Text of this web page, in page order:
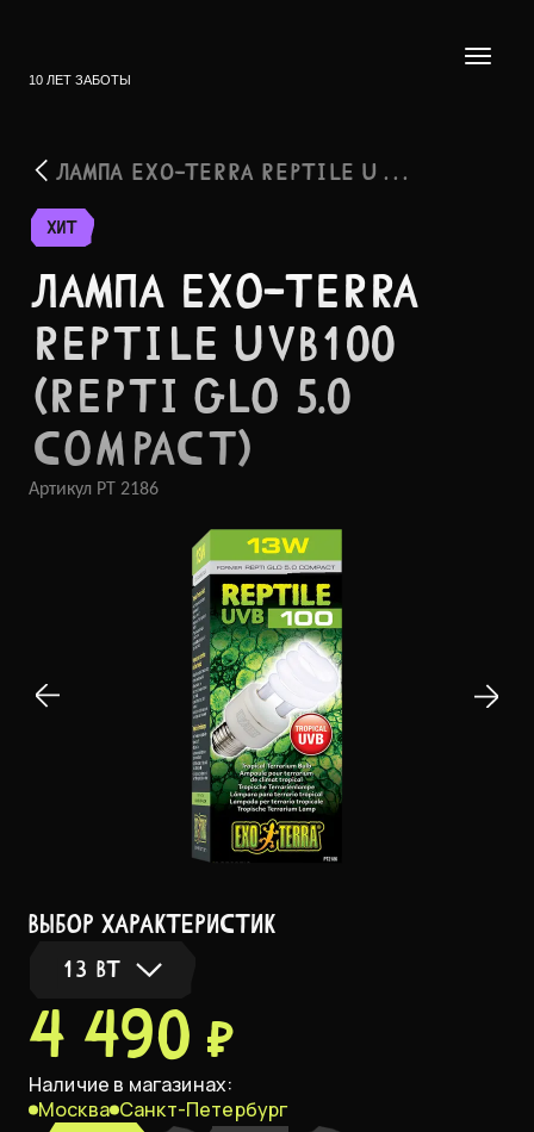
10 ЛЕТ ЗАБОТЫ
ЛАМПА EXO-TERRA REPTILE U . . .
ХИТ
ЛАМПА EXO-TERRA
REPTILE UVB100
(REPTI GLO 5.0
COMPACT)
Артикул PT 2186
выбор характеристик
13 ВТ
13 Вт В НАЛИЧИИ
25 Вт В НАЛИЧИИ
4 490 ₽
Наличие в магазинах:
Москва Санкт-Петербург